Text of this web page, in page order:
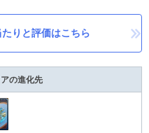
りと評価はこちら
の進化先